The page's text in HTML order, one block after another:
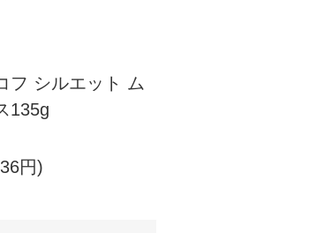
フ シルエット ム
135g
円)